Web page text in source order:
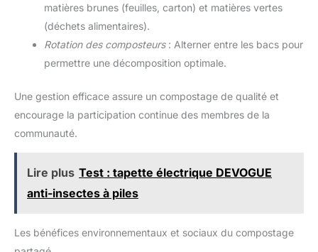
matières brunes (feuilles, carton) et matières vertes
(déchets alimentaires).
Rotation des composteurs: Alterner entre les bacs pour
permettre une décomposition optimale.
Une gestion efficace assure un compostage de qualité et
encourage la participation continue des membres de la
communauté.
Lire plus Test : tapette électrique DEVOGUE
anti-insectes à piles
Les bénéfices environnementaux et sociaux du compostage